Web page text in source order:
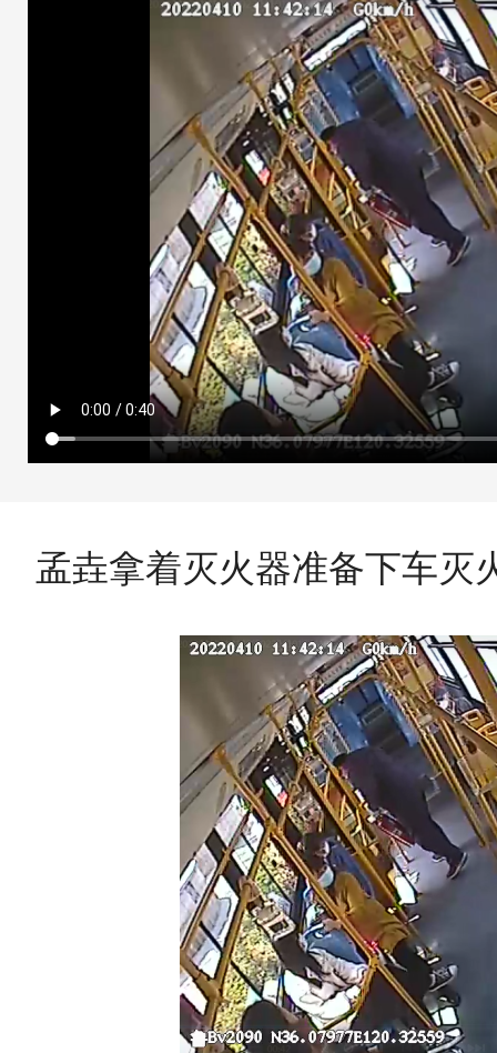
孟垚拿着灭火器准备下车灭